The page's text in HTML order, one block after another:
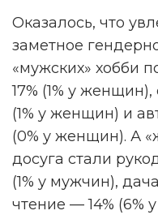
Оказалось, что
заметное
«мужских» хобби
17% (1% у
(1% у женщин) и
(0% у женщин). А
досуга стали
(1% у мужчин),
чтение — 14%